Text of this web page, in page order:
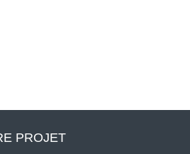
PROJET